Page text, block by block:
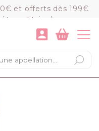
et offerts dès 199€
×
COMMANDER